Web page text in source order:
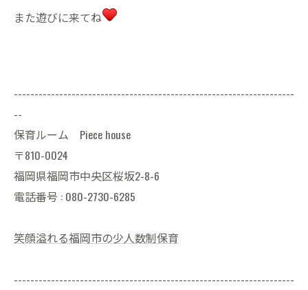
また遊びに来てね
--------------------------------------------------------------------
--
保育ルーム Piece house
〒810-0024
福岡県福岡市中央区桜坂2-8-6
電話番号 : 080-2730-6285
笑顔溢れる福岡市の少人数制保育
--------------------------------------------------------------------